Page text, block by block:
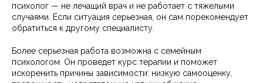
психолог — не лечащий врач и не работает с тяжелыми
случаями. Если ситуация серьезная, он сам порекомендует
обратиться к другому специалисту.
Более серьезная работа возможна с семейным
психологом. Он проведет курс терапии и поможет
искоренить причины зависимости: низкую самооценку,